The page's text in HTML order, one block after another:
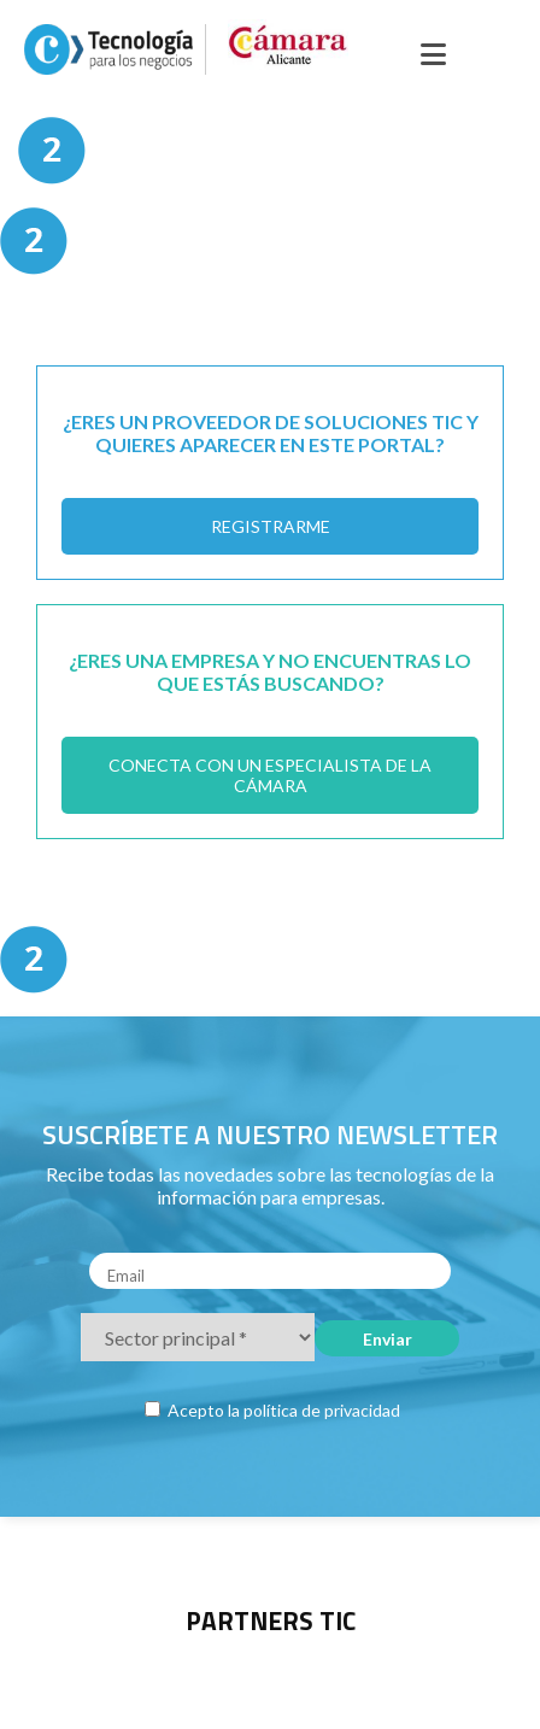
¿ERES UN PROVEEDOR DE SOLUCIONES TIC Y
QUIERES APARECER EN ESTE PORTAL?
REGISTRARME
¿ERES UNA EMPRESA Y NO ENCUENTRAS LO
QUE ESTÁS BUSCANDO?
CONECTA CON UN ESPECIALISTA DE LA
CÁMARA
SUSCRÍBETE A NUESTRO NEWSLETTER
Recibe todas las novedades sobre las tecnologías de la
información para empresas.
Acepto la política de privacidad
PARTNERS TIC